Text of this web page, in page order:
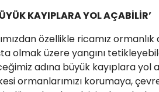
KAYIPLARA YOL AÇABİLİR’
özellikle ricamız
olmak üzere yangını
adına büyük kayıplara yol
ormanlarımızı korumaya,